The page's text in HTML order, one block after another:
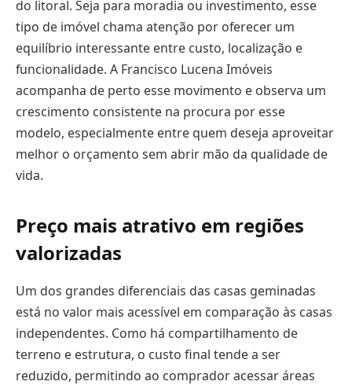
do litoral. Seja para moradia ou investimento, esse
tipo de imóvel chama atenção por oferecer um
equilíbrio interessante entre custo, localização e
funcionalidade. A Francisco Lucena Imóveis
acompanha de perto esse movimento e observa um
crescimento consistente na procura por esse
modelo, especialmente entre quem deseja aproveitar
melhor o orçamento sem abrir mão da qualidade de
vida.
Preço mais atrativo em regiões
valorizadas
Um dos grandes diferenciais das casas geminadas
está no valor mais acessível em comparação às casas
independentes. Como há compartilhamento de
terreno e estrutura, o custo final tende a ser
reduzido, permitindo ao comprador acessar áreas